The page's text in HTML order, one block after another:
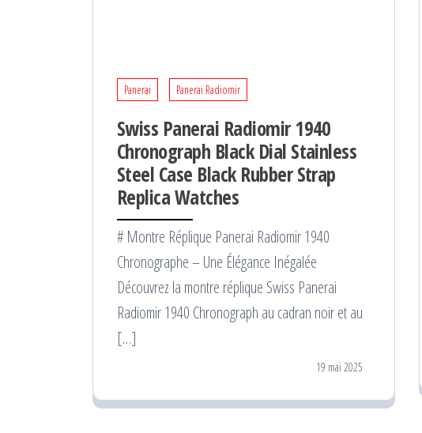
Panerai Panerai Radiomir
Swiss Panerai Radiomir 1940
Chronograph Black Dial Stainless
Steel Case Black Rubber Strap
Replica Watches
# Montre Réplique Panerai Radiomir 1940
Chronographe – Une Élégance Inégalée
Découvrez la montre réplique Swiss Panerai
Radiomir 1940 Chronograph au cadran noir et au
[…]
19 mai 2025